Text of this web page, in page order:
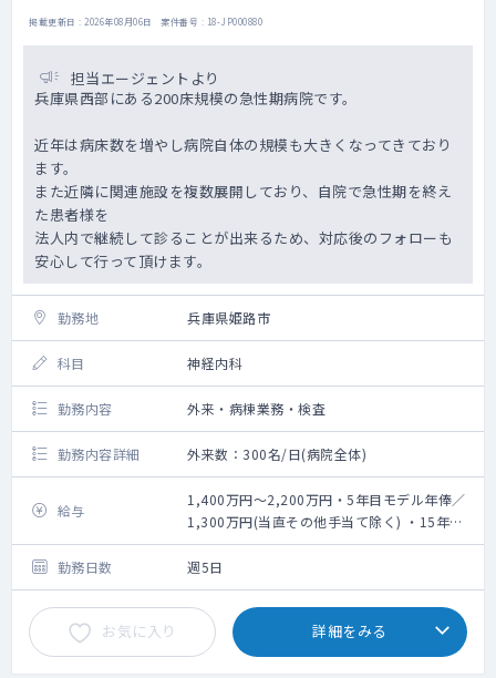
掲載更新日 : 2026年08月06日 案件番号 : 18-JP000880
担当エージェントより
兵庫県西部にある200床規模の急性期病院です。
近年は病床数を増やし病院自体の規模も大きくなってきており
ます。
また近隣に関連施設を複数展開しており、自院で急性期を終え
た患者様を
法人内で継続して診ることが出来るため、対応後のフォローも
安心して行って頂けます。
勤務地 兵庫県姫路市
科目 神経内科
勤務内容 外来・病棟業務・検査
勤務内容詳細 外来数：300名/日(病院全体)
給与
1,400万円～2,200万円・5年目モデル年俸／
1,300万円(当直その他手当て除く) ・15年目
モデル年俸／1,700万円(当直その他手当て除
く)
勤務日数 週5日
お気に入り 詳細をみる